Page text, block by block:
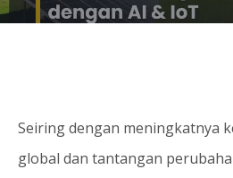
Seiring dengan meningkatnya
global dan tantangan